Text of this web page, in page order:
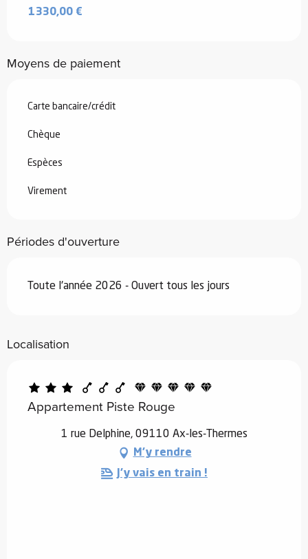
1 330,00 €
Moyens de paiement
Carte bancaire/crédit
Chèque
Espèces
Virement
Périodes d'ouverture
Toute l'année 2026 - Ouvert tous les jours
Localisation
Appartement Piste Rouge
1 rue Delphine, 09110 Ax-les-Thermes
M'y rendre
J'y vais en train !